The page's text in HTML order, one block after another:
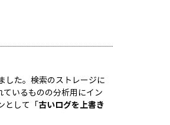
した。検索のストレージに
いるものの分析用にイン
として「古いログを上書き